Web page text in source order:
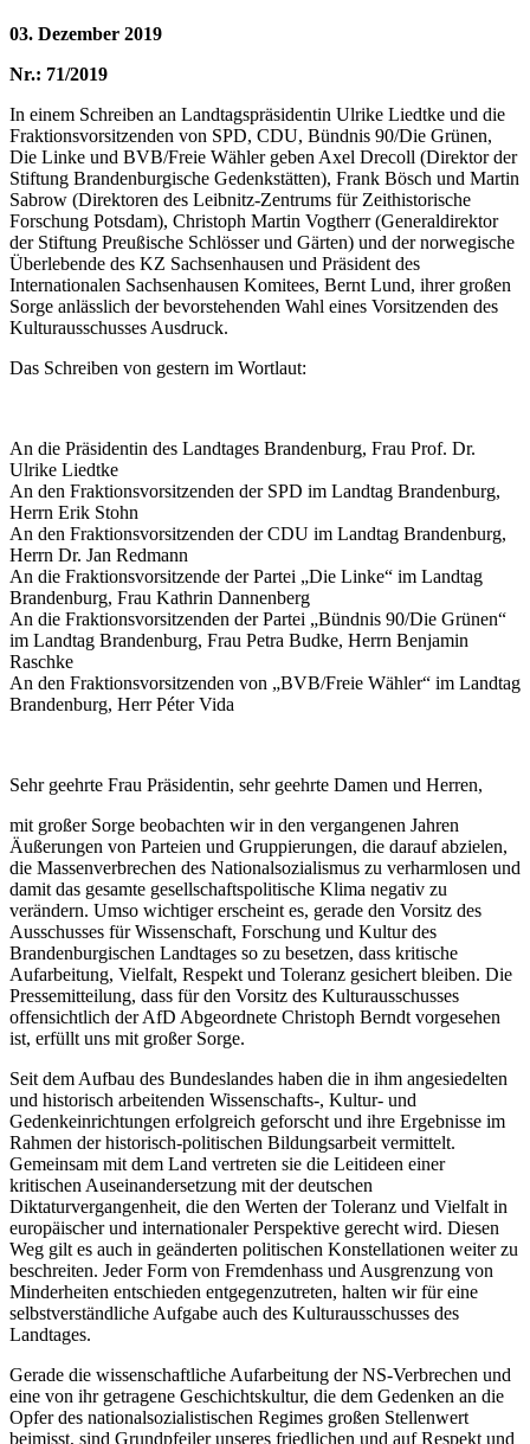
03. Dezember 2019
Nr.: 71/2019
In einem Schreiben an Landtagspräsidentin Ulrike Liedtke und die
Fraktionsvorsitzenden von SPD, CDU, Bündnis 90/Die Grünen,
Die Linke und BVB/Freie Wähler geben Axel Drecoll (Direktor der
Stiftung Brandenburgische Gedenkstätten), Frank Bösch und Martin
Sabrow (Direktoren des Leibnitz-Zentrums für Zeithistorische
Forschung Potsdam), Christoph Martin Vogtherr (Generaldirektor
der Stiftung Preußische Schlösser und Gärten) und der norwegische
Überlebende des KZ Sachsenhausen und Präsident des
Internationalen Sachsenhausen Komitees, Bernt Lund, ihrer großen
Sorge anlässlich der bevorstehenden Wahl eines Vorsitzenden des
Kulturausschusses Ausdruck.
Das Schreiben von gestern im Wortlaut:
An die Präsidentin des Landtages Brandenburg, Frau Prof. Dr.
Ulrike Liedtke
An den Fraktionsvorsitzenden der SPD im Landtag Brandenburg,
Herrn Erik Stohn
An den Fraktionsvorsitzenden der CDU im Landtag Brandenburg,
Herrn Dr. Jan Redmann
An die Fraktionsvorsitzende der Partei „Die Linke“ im Landtag
Brandenburg, Frau Kathrin Dannenberg
An die Fraktionsvorsitzenden der Partei „Bündnis 90/Die Grünen“
im Landtag Brandenburg, Frau Petra Budke, Herrn Benjamin
Raschke
An den Fraktionsvorsitzenden von „BVB/Freie Wähler“ im Landtag
Brandenburg, Herr Péter Vida
Sehr geehrte Frau Präsidentin, sehr geehrte Damen und Herren,
mit großer Sorge beobachten wir in den vergangenen Jahren
Äußerungen von Parteien und Gruppierungen, die darauf abzielen,
die Massenverbrechen des Nationalsozialismus zu verharmlosen und
damit das gesamte gesellschaftspolitische Klima negativ zu
verändern. Umso wichtiger erscheint es, gerade den Vorsitz des
Ausschusses für Wissenschaft, Forschung und Kultur des
Brandenburgischen Landtages so zu besetzen, dass kritische
Aufarbeitung, Vielfalt, Respekt und Toleranz gesichert bleiben. Die
Pressemitteilung, dass für den Vorsitz des Kulturausschusses
offensichtlich der AfD Abgeordnete Christoph Berndt vorgesehen
ist, erfüllt uns mit großer Sorge.
Seit dem Aufbau des Bundeslandes haben die in ihm angesiedelten
und historisch arbeitenden Wissenschafts-, Kultur- und
Gedenkeinrichtungen erfolgreich geforscht und ihre Ergebnisse im
Rahmen der historisch-politischen Bildungsarbeit vermittelt.
Gemeinsam mit dem Land vertreten sie die Leitideen einer
kritischen Auseinandersetzung mit der deutschen
Diktaturvergangenheit, die den Werten der Toleranz und Vielfalt in
europäischer und internationaler Perspektive gerecht wird. Diesen
Weg gilt es auch in geänderten politischen Konstellationen weiter zu
beschreiten. Jeder Form von Fremdenhass und Ausgrenzung von
Minderheiten entschieden entgegenzutreten, halten wir für eine
selbstverständliche Aufgabe auch des Kulturausschusses des
Landtages.
Gerade die wissenschaftliche Aufarbeitung der NS-Verbrechen und
eine von ihr getragene Geschichtskultur, die dem Gedenken an die
Opfer des nationalsozialistischen Regimes großen Stellenwert
beimisst, sind Grundpfeiler unseres friedlichen und auf Respekt und